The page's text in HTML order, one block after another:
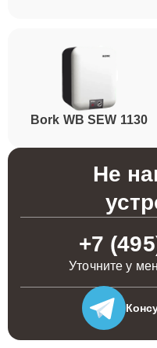
Bork WB SEW 1130
Не
+7
Уточните у